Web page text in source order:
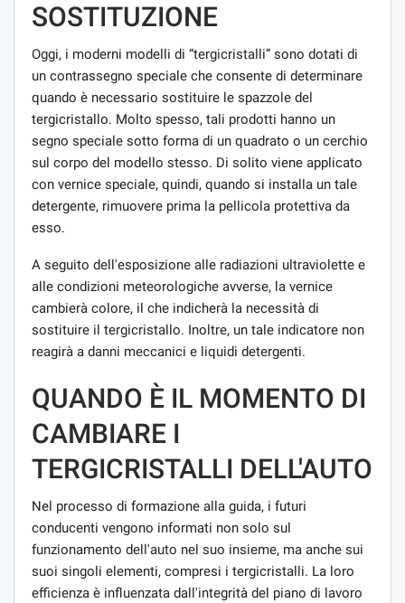
SOSTITUZIONE
Oggi, i moderni modelli di “tergicristalli” sono dotati di
un contrassegno speciale che consente di determinare
quando è necessario sostituire le spazzole del
tergicristallo. Molto spesso, tali prodotti hanno un
segno speciale sotto forma di un quadrato o un cerchio
sul corpo del modello stesso. Di solito viene applicato
con vernice speciale, quindi, quando si installa un tale
detergente, rimuovere prima la pellicola protettiva da
esso.
A seguito dell'esposizione alle radiazioni ultraviolette e
alle condizioni meteorologiche avverse, la vernice
cambierà colore, il che indicherà la necessità di
sostituire il tergicristallo. Inoltre, un tale indicatore non
reagirà a danni meccanici e liquidi detergenti.
QUANDO È IL MOMENTO DI
CAMBIARE I
TERGICRISTALLI DELL'AUTO
Nel processo di formazione alla guida, i futuri
conducenti vengono informati non solo sul
funzionamento dell'auto nel suo insieme, ma anche sui
suoi singoli elementi, compresi i tergicristalli. La loro
efficienza è influenzata dall'integrità del piano di lavoro